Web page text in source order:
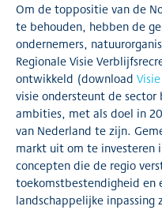
Om de toppositie van de
te behouden, hebben de
ondernemers,
Regionale Visie
ontwikkeld (download
visie ondersteunt de
ambities, met als doel in
van Nederland te zijn.
markt uit om te investeren
concepten die de regio
toekomstbestendigheid en
landschappelijke